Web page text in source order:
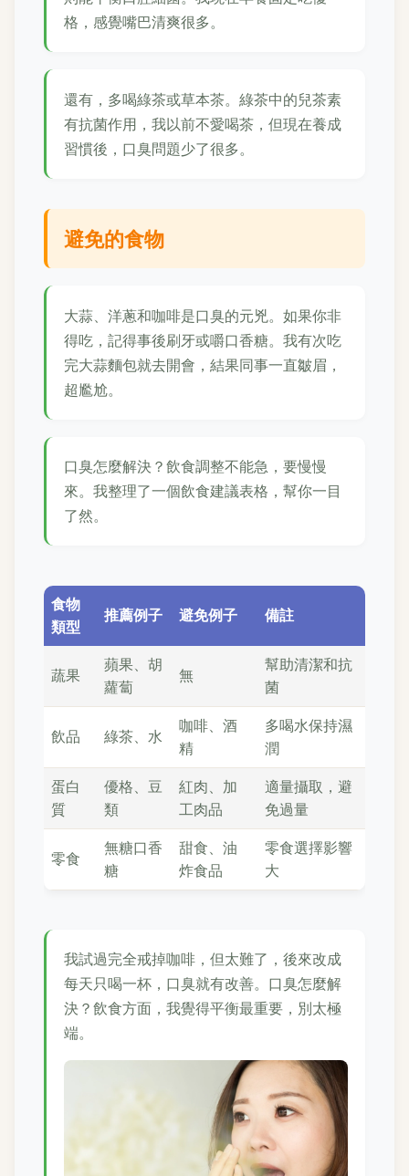
格，感覺嘴巴清爽很多。
還有，多喝綠茶或草本茶。綠茶中的兒茶素
有抗菌作用，我以前不愛喝茶，但現在養成
習慣後，口臭問題少了很多。
避免的食物
大蒜、洋蔥和咖啡是口臭的元兇。如果你非
得吃，記得事後刷牙或嚼口香糖。我有次吃
完大蒜麵包就去開會，結果同事一直皺眉，
超尷尬。
口臭怎麼解決？飲食調整不能急，要慢慢
來。我整理了一個飲食建議表格，幫你一目
了然。
食物
類型
推薦例子 避免例子 備註
蔬果
蘋果、胡
蘿蔔
無
幫助清潔和抗
菌
飲品 綠茶、水
咖啡、酒
精
多喝水保持濕
潤
蛋白
質
優格、豆
類
紅肉、加
工肉品
適量攝取，避
免過量
零食
無糖口香
糖
甜食、油
炸食品
零食選擇影響
大
我試過完全戒掉咖啡，但太難了，後來改成
每天只喝一杯，口臭就有改善。口臭怎麼解
決？飲食方面，我覺得平衡最重要，別太極
端。